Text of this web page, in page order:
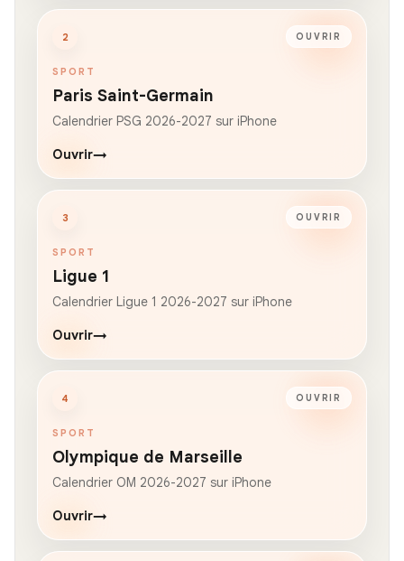
2 OUVRIR
SPORT
Paris Saint-Germain
Calendrier PSG 2026-2027 sur iPhone
Ouvrir→
3 OUVRIR
SPORT
Ligue 1
Calendrier Ligue 1 2026-2027 sur iPhone
Ouvrir→
4 OUVRIR
SPORT
Olympique de Marseille
Calendrier OM 2026-2027 sur iPhone
Ouvrir→